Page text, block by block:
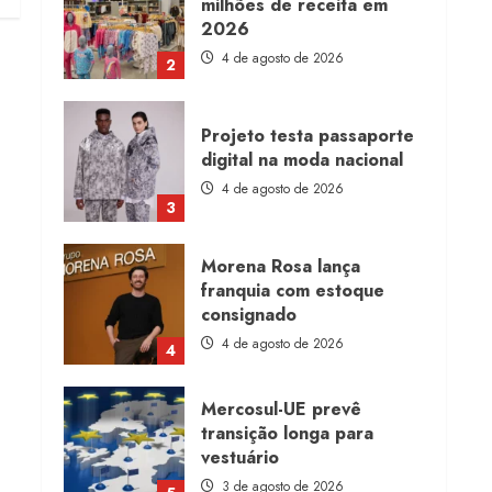
2
2026
4 de agosto de 2026
3
Projeto testa passaporte
digital na moda nacional
4 de agosto de 2026
4
Morena Rosa lança
franquia com estoque
consignado
4 de agosto de 2026
Mercosul-UE prevê
transição longa para
vestuário
3 de agosto de 2026